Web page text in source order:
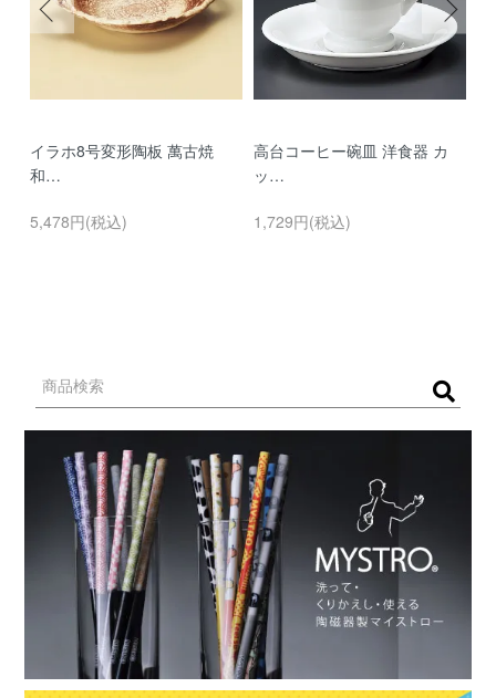
イラホ8号変形陶板 萬古焼
和…
5,478円(税込)
高台コーヒー碗皿 洋食器 カ
ッ…
1,729円(税込)